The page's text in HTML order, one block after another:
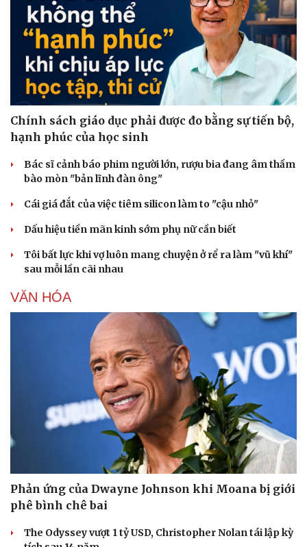
Du lịch
Tư vấn
check-in
Podcast
Kể chuyện cho bé
Hạt giống tâm hồn
Chính sách giáo dục phải được đo bằng sự tiến bộ,
hạnh phúc của học sinh
Bác sĩ cảnh báo phim người lớn, rượu bia đang âm thầm
bào mòn "bản lĩnh đàn ông"
Cái giá đắt của việc tiêm silicon làm to "cậu nhỏ"
Dấu hiệu tiền mãn kinh sớm phụ nữ cần biết
Tôi bất lực khi vợ luôn mang chuyện ở rể ra làm "vũ khí"
sau mỗi lần cãi nhau
VĂN HÓA
Phản ứng của Dwayne Johnson khi Moana bị giới
phê bình chê bai
The Odyssey vượt 1 tỷ USD, Christopher Nolan tái lập kỳ